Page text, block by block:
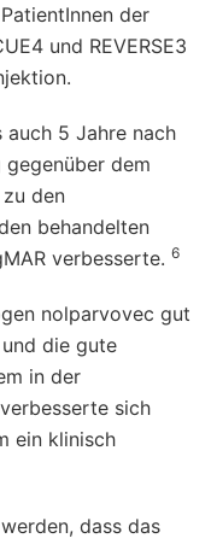
der
und REVERSE3
5 Jahre nach
gegenüber dem
den
behandelten
verbesserte. 6
nolparvovec gut
die gute
in der
sich
ein klinisch
dass das